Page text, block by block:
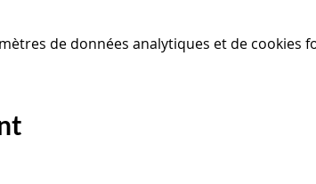
de données analytiques et de cookies